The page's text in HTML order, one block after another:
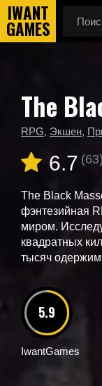
Главная
Новые игры
The Black Masses
The
RPG, Экшен,
6.7 (63)
The Black
фэнтезийная
миром.
квадратных
тысяч
5.9
IwantGames